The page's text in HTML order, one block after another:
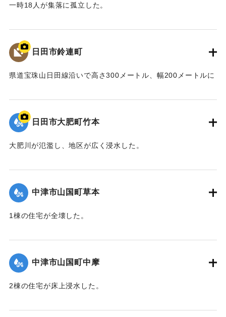
一時18人が集落に孤立した。
｜固有コード:01203011
日田市鈴連町
県道宝珠山日田線沿いで高さ300メートル、幅200メートルに
の消防団員の男性と60代、70代の女性2人が巻き込まれた。
男性は心肺停止の状態で病院に運ばれたが死亡が確認され
た。女性2人は全身や頭にけがをした。現場は崩れた土砂が地
日田市大肥町竹本
大肥川が氾濫し、地区が広く浸水した。
｜固有コード:01203005
中津市山国町草本
1棟の住宅が全壊した。
｜固有コード:01203006
中津市山国町中摩
2棟の住宅が床上浸水した。
｜固有コード:01203007